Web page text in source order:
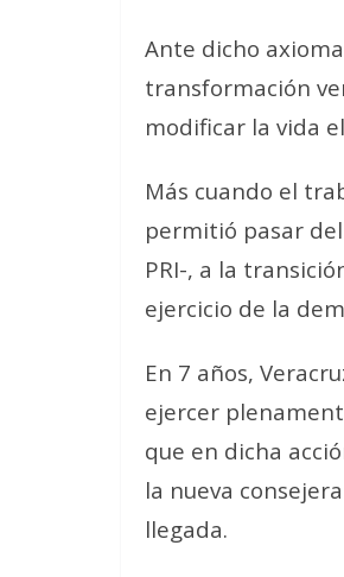
Ante dicho
transformación
modificar la vida
Más cuando el
permitió pasar
PRI-, a la
ejercicio de la
En 7 años,
ejercer
que en dicha
la nueva
llegada.